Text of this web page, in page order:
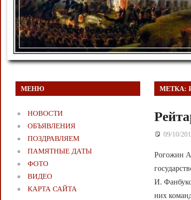
МЕТКА:
09/10/
Рогожин
И.
них
МЕНЮ
НОВОСТИ
ОБЪЯВЛЕНИЯ
ПОЗДРАВЛЯЕМ
ПАМЯТНЫЕ ДАТЫ
ФОТО
ВИДЕО
КАРТА САЙТА